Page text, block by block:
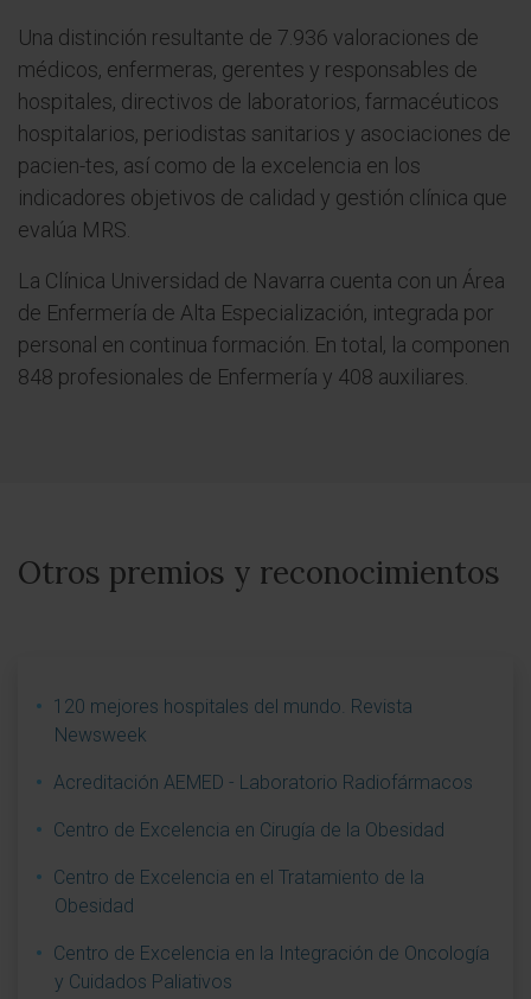
Una distinción resultante de 7.936 valoraciones de
médicos, enfermeras, gerentes y responsables de
hospitales, directivos de laboratorios, farmacéuticos
hospitalarios, periodistas sanitarios y asociaciones de
pacien-tes, así como de la excelencia en los
indicadores objetivos de calidad y gestión clínica que
evalúa MRS.
La Clínica Universidad de Navarra cuenta con un Área
de Enfermería de Alta Especialización, integrada por
personal en continua formación. En total, la componen
848 profesionales de Enfermería y 408 auxiliares.
Otros premios y reconocimientos
120 mejores hospitales del mundo. Revista
Newsweek
Acreditación AEMED - Laboratorio Radiofármacos
Centro de Excelencia en Cirugía de la Obesidad
Centro de Excelencia en el Tratamiento de la
Obesidad
Centro de Excelencia en la Integración de Oncología
y Cuidados Paliativos